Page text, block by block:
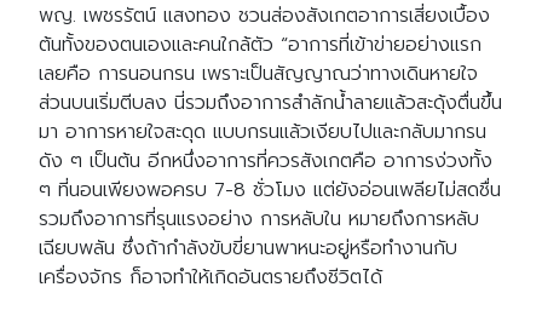
พญ. เพชรรัตน์ แสงทอง ชวนส่องสังเกตอาการเสี่ยงเบื้อง
ต้นทั้งของตนเองและคนใกล้ตัว “อาการที่เข้าข่ายอย่างแรก
เลยคือ การนอนกรน เพราะเป็นสัญญาณว่าทางเดินหายใจ
ส่วนบนเริ่มตีบลง นี่รวมถึงอาการสำลักน้ำลายแล้วสะดุ้งตื่นขึ้น
มา อาการหายใจสะดุด แบบกรนแล้วเงียบไปและกลับมากรน
ดัง ๆ เป็นต้น อีกหนึ่งอาการที่ควรสังเกตคือ อาการง่วงทั้ง
ๆ ที่นอนเพียงพอครบ 7-8 ชั่วโมง แต่ยังอ่อนเพลียไม่สดชื่น
รวมถึงอาการที่รุนแรงอย่าง การหลับใน หมายถึงการหลับ
เฉียบพลัน ซึ่งถ้ากำลังขับขี่ยานพาหนะอยู่หรือทำงานกับ
เครื่องจักร ก็อาจทำให้เกิดอันตรายถึงชีวิตได้